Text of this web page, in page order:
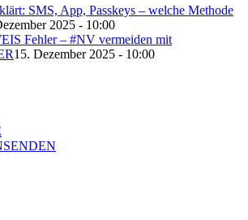
SMS, App, Passkeys – welche Methode
2025 - 10:00
Fehler – #NV vermeiden mit
15. Dezember 2025 - 10:00